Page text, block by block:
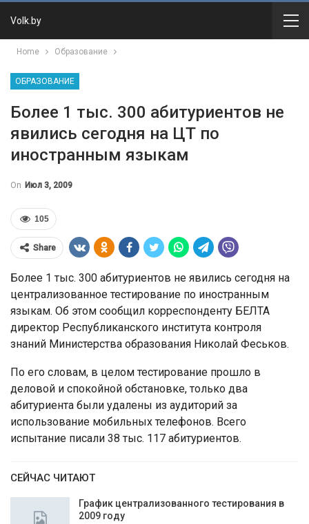
Volk.by
Home Образование
ОБРАЗОВАНИЕ
Более 1 тыс. 300 абитуриентов не
явились сегодня на ЦТ по
иностранным языкам
On Июл 3, 2009
105
Share
Более 1 тыс. 300 абитуриентов не явились сегодня на
централизованное тестирование по иностранным
языкам. Об этом сообщил корреспонденту БЕЛТА
директор Республиканского института контроля
знаний Министерства образования Николай Феськов.
По его словам, в целом тестирование прошло в
деловой и спокойной обстановке, только два
абитуриента были удалены из аудиторий за
использование мобильных телефонов. Всего
испытание писали 38 тыс. 117 абитуриентов.
СЕЙЧАС ЧИТАЮТ
График централизованного тестирования в
2009 году